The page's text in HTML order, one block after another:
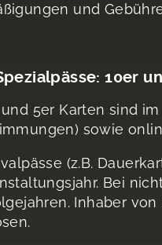
und
10er
5er Karten sind
sowie
(z.B.
Bei
Inhaber